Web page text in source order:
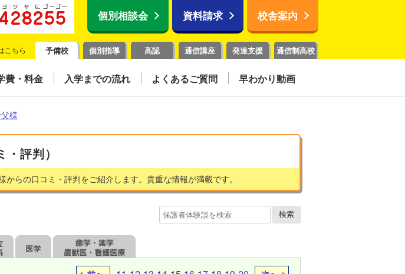
個別相談会 資料請求 校舎案内
こちら 予備校 個別指導 高認 通信講座 発達支援 通信制高校
費・料金 入学までの流れ よくあるご質問 早わかり動画
様
評判）
らの口コミ・評判をご紹介します。貴重な情報が満載です。